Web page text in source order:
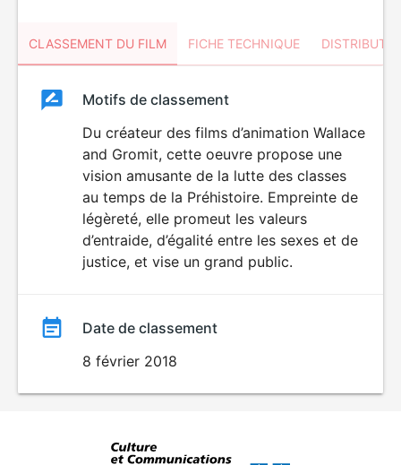
CLASSEMENT DU FILM FICHE TECHNIQUE
ClassementClassement
Motifs de classement
Du créateur des films d’animation Wallace
and Gromit, cette oeuvre propose une
vision amusante de la lutte des classes
au temps de la Préhistoire. Empreinte de
légèreté, elle promeut les valeurs
d’entraide, d’égalité entre les sexes et de
justice, et vise un grand public.
Date de classement
8 février 2018